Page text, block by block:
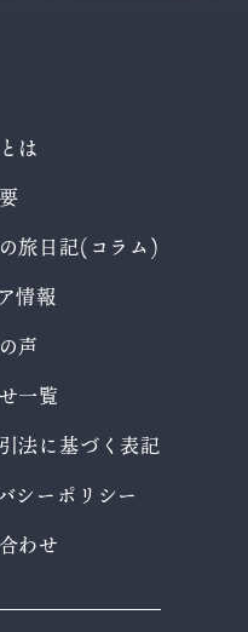
は
旅日記(コラム)
情報
声
一覧
法に基づく表記
シーポリシー
わせ